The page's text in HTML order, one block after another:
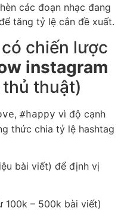
các đoạn nhạc đang
tăng tỷ lệ cắn đề xuất.
chiến lược
instagram
thuật)
, #happy vì độ cạnh
thức chia tỷ lệ hashtag
bài viết) để định vị
100k – 500k bài viết)